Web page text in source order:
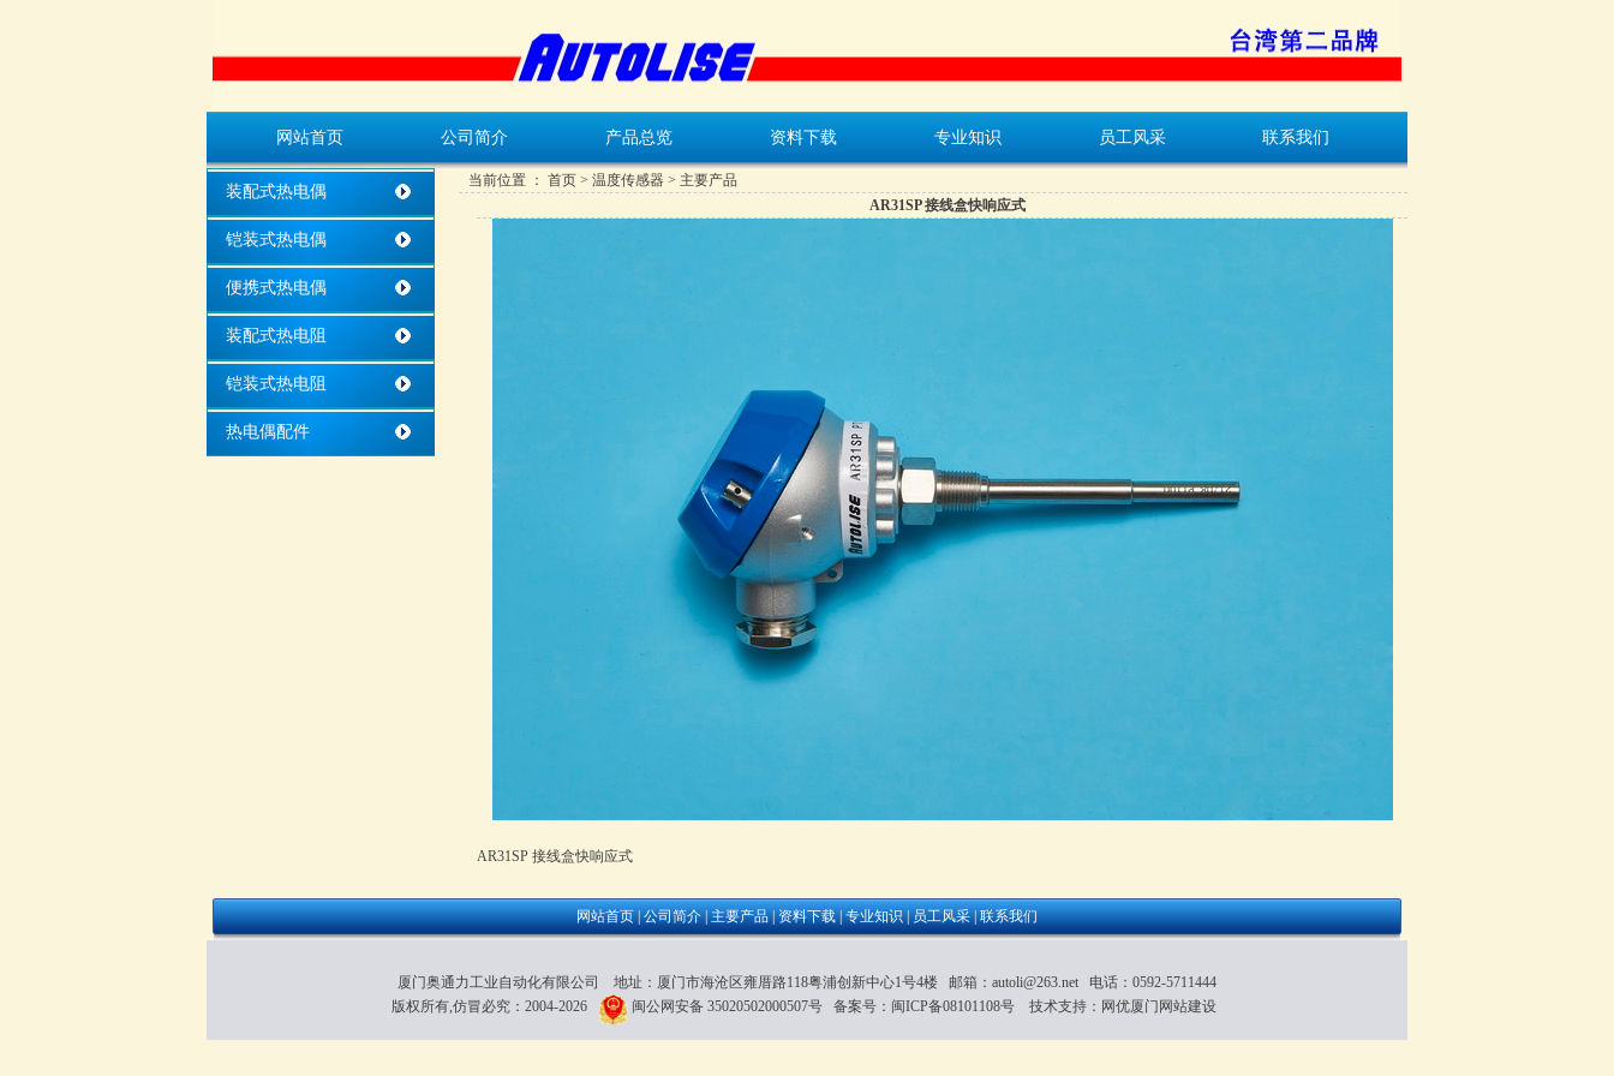
网站首页 公司简介 产品总览 资料下载 专业知识 员工风采 联系我们
装配式热电偶
铠装式热电偶
便携式热电偶
装配式热电阻
铠装式热电阻
热电偶配件
当前位置 ： 首页 > 温度传感器 > 主要产品
AR31SP 接线盒快响应式
AR31SP 接线盒快响应式
网站首页|公司简介|主要产品|资料下载|专业知识|员工风采|联系我们
厦门奥通力工业自动化有限公司 地址：厦门市海沧区雍厝路118粤浦创新中心1号4楼 邮箱：autoli@263.net 电话：0592-5711444
版权所有,仿冒必究：2004-2026
闽公网安备 35020502000507号备案号： 闽ICP备08101108号 技术支持： 网优厦门网站建设